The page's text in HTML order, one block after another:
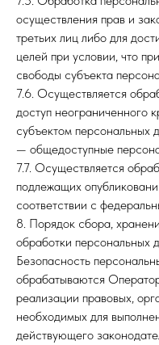
осуществления прав и
третьих лиц либо для
целей при условии, что
свободы субъекта
7.6. Осуществляется
доступ неограниченного
субъектом персональных
— общедоступные
7.7. Осуществляется
подлежащих
соответствии с
8. Порядок сбора,
обработки персональных
Безопасность
обрабатываются
реализации правовых,
необходимых для
действующего